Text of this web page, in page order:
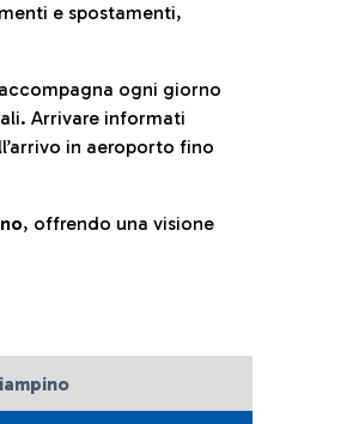
e spostamenti,
ogni giorno
Arrivare informati
in aeroporto fino
, offrendo una visione